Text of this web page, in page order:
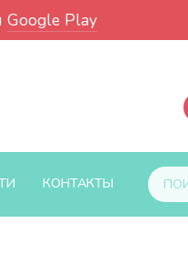
Google Play
КОНТАКТЫ